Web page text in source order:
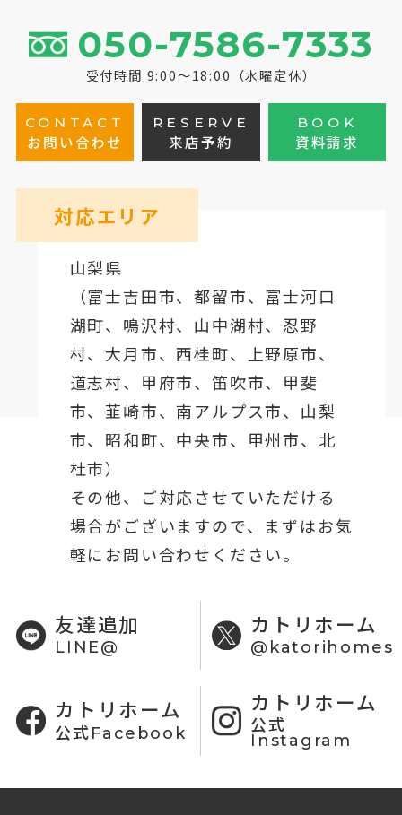
050-7586-7333
受付時間 9:00～18:00（水曜定休）
CONTACT
お問い合わせ
RESERVE
来店予約
BOOK
資料請求
対応エリア
山梨県
（富士吉田市、都留市、 富士河口
湖町、鳴沢村、山中湖村、忍野
村、 大月市、西桂町、上野原市、
道志村、 甲府市、笛吹市、甲斐
市、韮崎市、南アルプス市、山梨
市、昭和町、中央市、甲州市、北
杜市）
その他、ご対応させていただける
場合がございますので、まずはお気
軽にお問い合わせください。
友達追加
LINE@
カトリホーム
@katorihomes
カトリホーム
公式Facebook
カトリホーム
公式
Instagram